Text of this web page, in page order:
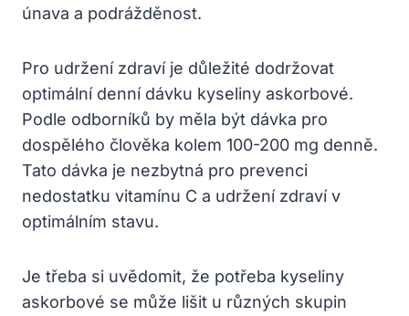
únava a podrážděnost.
Pro udržení zdraví je důležité dodržovat
optimální denní dávku kyseliny askorbové.
Podle odborníků by měla být dávka pro
dospělého člověka kolem 100-200 mg denně.
Tato dávka je nezbytná pro prevenci
nedostatku vitamínu C a udržení zdraví v
optimálním stavu.
Je třeba si uvědomit, že potřeba kyseliny
askorbové se může lišit u různých skupin